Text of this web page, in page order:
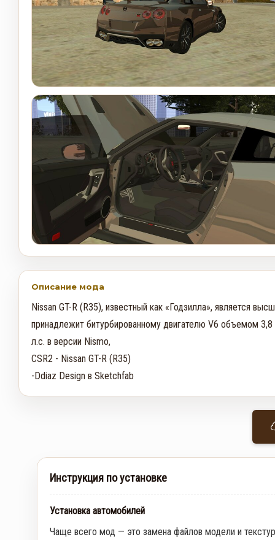
Описание мода
Nissan GT-R (R35), известный как «Годзилла», является
принадлежит битурбированному двигателю V6 объемом
л.с. в версии Nismo,
CSR2 - Nissan GT-R (R35)
-Ddiaz Design в Sketchfab
Инструкция по установке
Установка автомобилей
Чаще всего мод — это замена файлов модели и